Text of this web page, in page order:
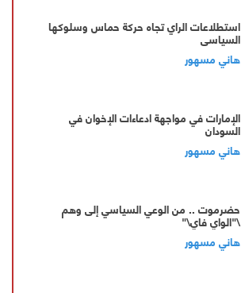
استطلاعات الراي تجاه حركة حماس وسلوكها
السياسي
هاني مسهور
الإمارات في مواجهة ادعاءات الإخوان في
السودان
هاني مسهور
‏حضرموت .. من الوعي السياسي إلى وهم
\"الواي فاي\"
هاني مسهور